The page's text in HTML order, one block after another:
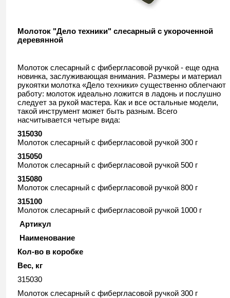
Молоток "Дело техники" слесарный с укороченной
деревянной
Молоток слесарный с фибергласовой ручкой - еще одна
новинка, заслуживающая внимания. Размеры и материал
рукоятки молотка «Дело техники» существенно облегчают
работу: молоток идеально ложится в ладонь и послушно
следует за рукой мастера. Как и все остальные модели,
такой инструмент может быть разным. Всего
насчитывается четыре вида:
315030
Молоток слесарный с фибергласовой ручкой 300 г
315050
Молоток слесарный с фибергласовой ручкой 500 г
315080
Молоток слесарный с фибергласовой ручкой 800 г
315100
Молоток слесарный с фибергласовой ручкой 1000 г
Артикул
Наименование
Кол-во в коробке
Вес, кг
315030
Молоток слесарный с фибергласовой ручкой 300 г